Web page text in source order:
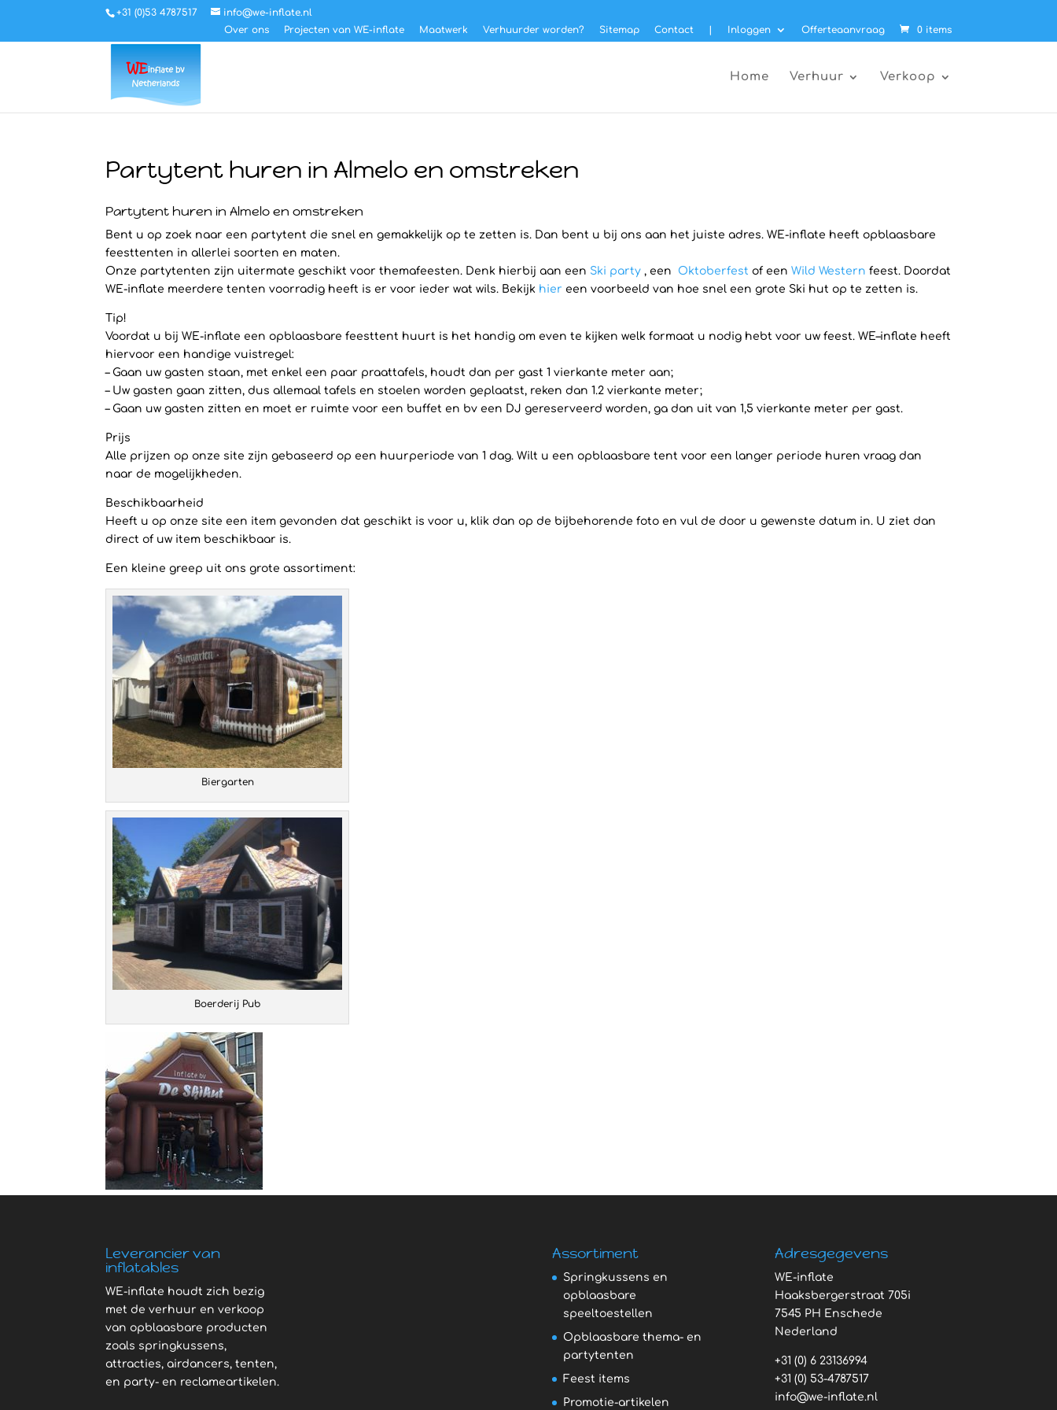
+31 (0)53 4787517
info@we-inflate.nl
Over ons
Projecten van WE-inflate Maatwerk Verhuurder worden? Sitemap Contact Inloggen Offerteaanvraag 0 items
Home Verhuur Verkoop
Partytent huren in Almelo en omstreken
Partytent huren in Almelo en omstreken
Bent u op zoek naar een partytent die snel en gemakkelijk op te zetten is. Dan bent u bij ons aan het juiste adres. WE-inflate heeft opblaasbare
feesttenten in allerlei soorten en maten.
Onze partytenten zijn uitermate geschikt voor themafeesten. Denk hierbij aan een Ski party , een Oktoberfest of eenWild Western feest. Doordat
WE-inflate meerdere tenten voorradig heeft is er voor ieder wat wils. Bekijk hier een voorbeeld van hoe snel een grote Ski hut op te zetten is.
Tip!
Voordat u bij WE-inflate een opblaasbare feesttent huurt is het handig om even te kijken welk formaat u nodig hebt voor uw feest. WE–inflate heeft
hiervoor een handige vuistregel:
– Gaan uw gasten staan, met enkel een paar praattafels, houdt dan per gast 1 vierkante meter aan;
– Uw gasten gaan zitten, dus allemaal tafels en stoelen worden geplaatst, reken dan 1.2 vierkante meter;
– Gaan uw gasten zitten en moet er ruimte voor een buffet en bv een DJ gereserveerd worden, ga dan uit van 1,5 vierkante meter per gast.
Prijs
Alle prijzen op onze site zijn gebaseerd op een huurperiode van 1 dag. Wilt u een opblaasbare tent voor een langer periode huren vraag dan
naar de mogelijkheden.
Beschikbaarheid
Heeft u op onze site een item gevonden dat geschikt is voor u, klik dan op de bijbehorende foto en vul de door u gewenste datum in. U ziet dan
direct of uw item beschikbaar is.
Een kleine greep uit ons grote assortiment:
Biergarten
Boerderij Pub
Leverancier van
inflatables
WE-inflate houdt zich bezig
met de verhuur en verkoop
van opblaasbare producten
zoals springkussens,
attracties, airdancers, tenten,
en party- en reclameartikelen.
Assortiment
Springkussens en
opblaasbare
speeltoestellen
Opblaasbare thema- en
partytenten
Feest items
Promotie-artikelen
Adresgegevens
WE-inflate
Haaksbergerstraat 705i
7545 PH Enschede
Nederland
+31 (0) 6 23136994
+31 (0) 53-4787517
info@we-inflate.nl